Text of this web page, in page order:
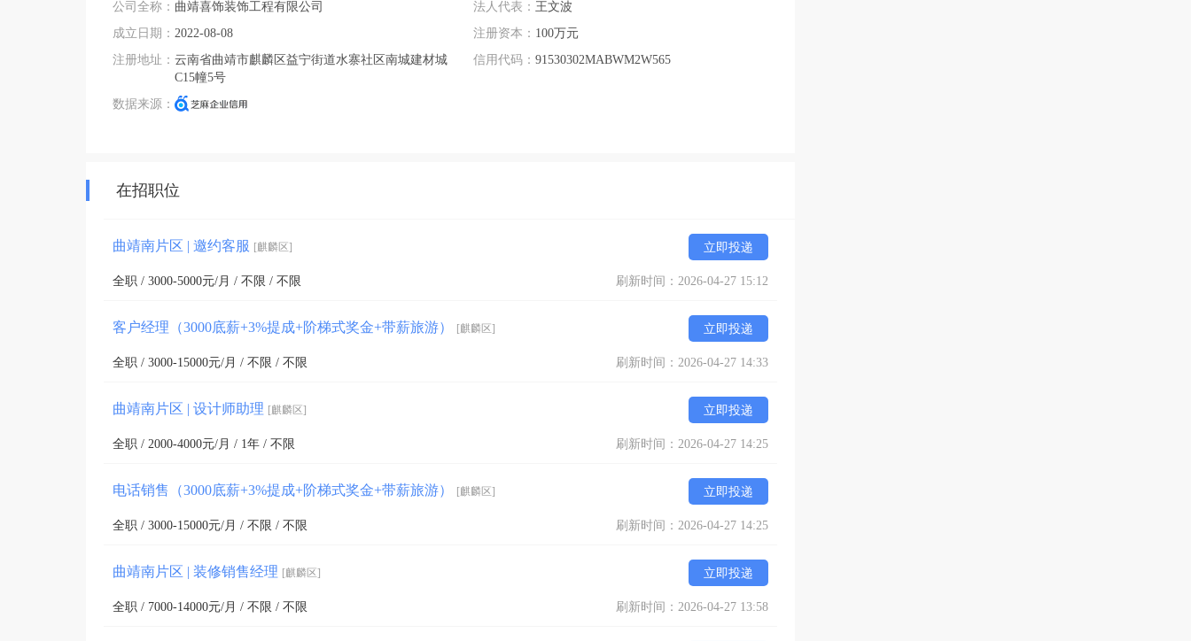
公司全称： 曲靖喜饰装饰工程有限公司
成立日期： 2022-08-08
注册地址： 云南省曲靖市麒麟区益宁街道水寨社区南城建材城
C15幢5号
数据来源：
法人代表： 王文波
注册资本： 100万元
信用代码： 91530302MABWM2W565
在招职位
曲靖南片区 | 邀约客服 [麒麟区] 立即投递
全职 / 3000-5000元/月 / 不限 / 不限 刷新时间：2026-04-27 15:12
客户经理（3000底薪+3%提成+阶梯式奖金+带薪旅游） [麒麟区] 立即投递
全职 / 3000-15000元/月 / 不限 / 不限 刷新时间：2026-04-27 14:33
曲靖南片区 | 设计师助理 [麒麟区] 立即投递
全职 / 2000-4000元/月 / 1年 / 不限 刷新时间：2026-04-27 14:25
电话销售（3000底薪+3%提成+阶梯式奖金+带薪旅游） [麒麟区] 立即投递
全职 / 3000-15000元/月 / 不限 / 不限 刷新时间：2026-04-27 14:25
曲靖南片区 | 装修销售经理 [麒麟区] 立即投递
全职 / 7000-14000元/月 / 不限 / 不限 刷新时间：2026-04-27 13:58